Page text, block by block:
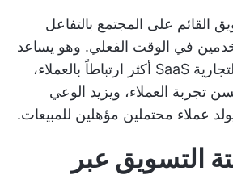
القائم على المجتمع بالتفاعل
في الوقت الفعلي. وهو يساعد
على جعل علامتك التجارية SaaS أكثر ارتباطاً بالعملاء،
تجربة العملاء، ويزيد الوعي
عملاء محتملين مؤهلين للمبيعات.
التسويق عبر